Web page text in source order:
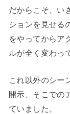
だからこそ、い
ションを見せる
をやってからア
ルが全く変わっ
これ以外のシー
開示、そこでの
ていました。